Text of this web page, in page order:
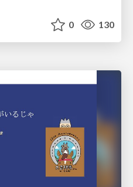
0 130